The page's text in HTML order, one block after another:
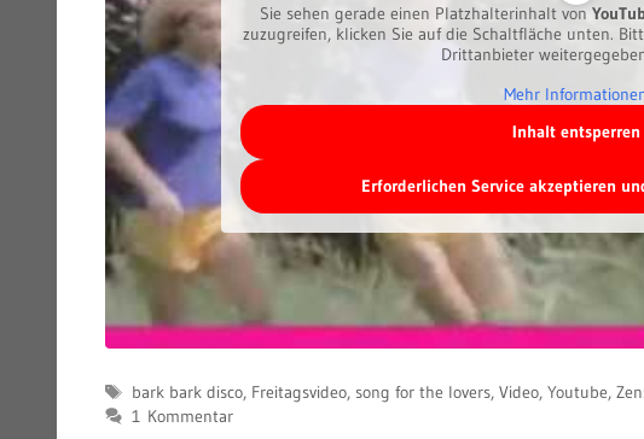
Sie sehen gerade einen Platzhalterinhalt von
zuzugreifen, klicken Sie auf die Schaltfläche unten.
Drittanbieter
Mehr
Inhalt entsperren
Erforderlichen Service akzeptieren
Schlagwörter
bark bark disco, Freitagsvideo, song for the lovers, Video, Youtube,
1 Kommentar